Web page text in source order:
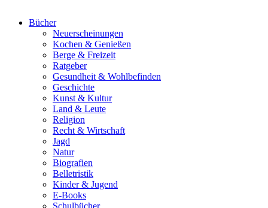
Bücher
Neuerscheinungen
Kochen & Genießen
Berge & Freizeit
Ratgeber
Gesundheit & Wohlbefinden
Geschichte
Kunst & Kultur
Land & Leute
Religion
Recht & Wirtschaft
Jagd
Natur
Biografien
Belletristik
Kinder & Jugend
E-Books
Schulbücher